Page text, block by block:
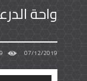
واحة
07/12/2019